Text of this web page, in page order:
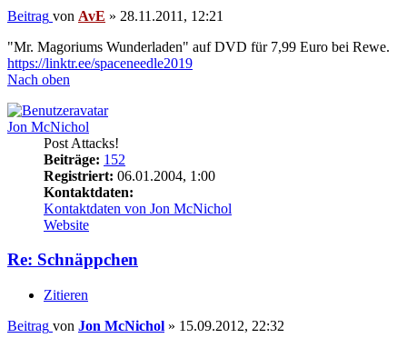
Beitrag von AvE » 28.11.2011, 12:21
"Mr. Magoriums Wunderladen" auf DVD für 7,99 Euro bei Rewe.
https://linktr.ee/spaceneedle2019
Nach oben
Jon McNichol
Post Attacks!
Beiträge: 152
Registriert: 06.01.2004, 1:00
Kontaktdaten:
Kontaktdaten von Jon McNichol
Website
Re: Schnäppchen
Zitieren
Beitrag von Jon McNichol » 15.09.2012, 22:32